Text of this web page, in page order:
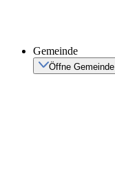
Gemeinde
Öffne Gemeinde